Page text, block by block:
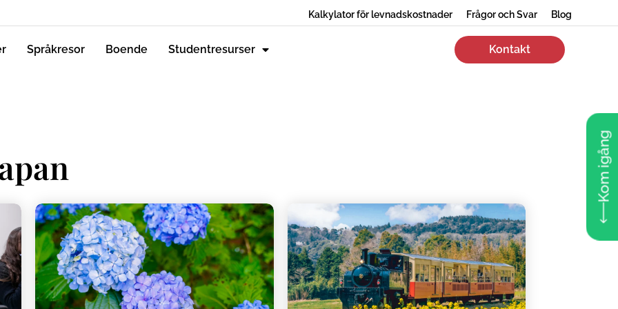
Kalkylator för levnadskostnader Frågor och Svar Blog
Språkresor Boende Studentresurser Kontakt
Kom igång